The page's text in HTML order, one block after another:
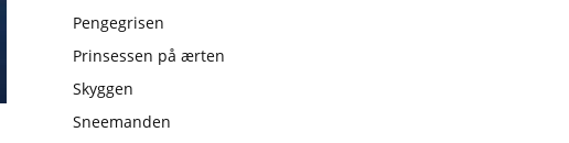
Pengegrisen
Prinsessen på ærten
Skyggen
Sneemanden